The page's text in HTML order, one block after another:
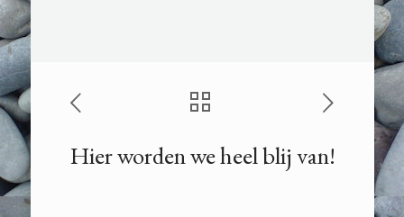
Hier worden we heel blij van!